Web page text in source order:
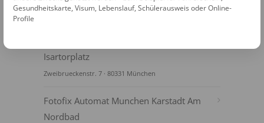
Bahnhofplatz 2 Ecke Arnul · 80335 München
Isartorplatz
Zweibrueckenstr. 7 · 80331 München
Fotofix Automat Munchen Karstadt Am
Nordbad
Gesundheitskarte, Visum, Lebenslauf, Schülerausweis oder Online-
Profile